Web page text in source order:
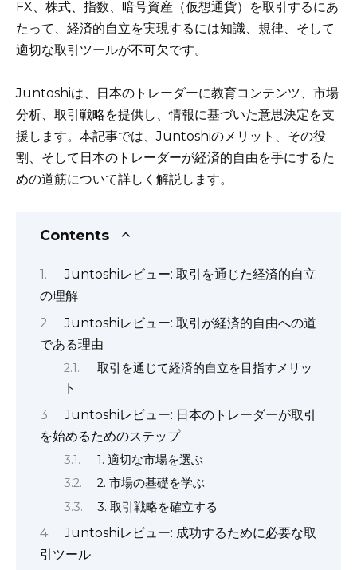
o
o
k
p
p
n n
k
FX、株式、指数、暗号資産（仮想通貨）を取引するにあ
たって、経済的自立を実現するには知識、規律、そして
適切な取引ツールが不可欠です。
Juntoshiは、日本のトレーダーに教育コンテンツ、市場
分析、取引戦略を提供し、情報に基づいた意思決定を支
援します。本記事では、Juntoshiのメリット、その役
割、そして日本のトレーダーが経済的自由を手にするた
めの道筋について詳しく解説します。
Contents
Juntoshiレビュー: 取引を通じた経済的自立
の理解
Juntoshiレビュー: 取引が経済的自由への道
である理由
取引を通じて経済的自立を目指すメリッ
ト
Juntoshiレビュー: 日本のトレーダーが取引
を始めるためのステップ
1. 適切な市場を選ぶ
2. 市場の基礎を学ぶ
3. 取引戦略を確立する
Juntoshiレビュー: 成功するために必要な取
引ツール